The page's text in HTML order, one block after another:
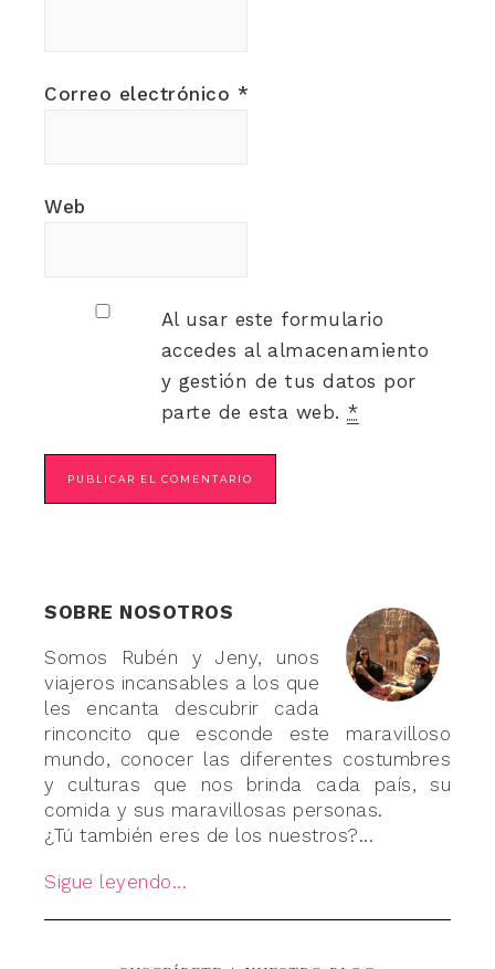
Correo electrónico *
Web
Al usar este formulario
accedes al almacenamiento
y gestión de tus datos por
parte de esta web. *
SOBRE NOSOTROS
Somos Rubén y Jeny, unos
viajeros incansables a los que
les encanta descubrir cada
rinconcito que esconde este maravilloso
mundo, conocer las diferentes costumbres
y culturas que nos brinda cada país, su
comida y sus maravillosas personas.
¿Tú también eres de los nuestros?...
Sigue leyendo...